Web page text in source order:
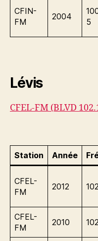
CFIN-
FM
2004
5
Lévis
CFEL-FM (BLVD
Station Année
CFEL-
FM
2012
CFEL-
FM
2010